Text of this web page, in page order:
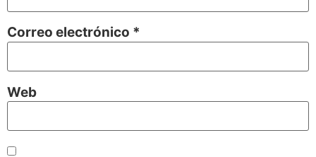
Correo electrónico *
Web